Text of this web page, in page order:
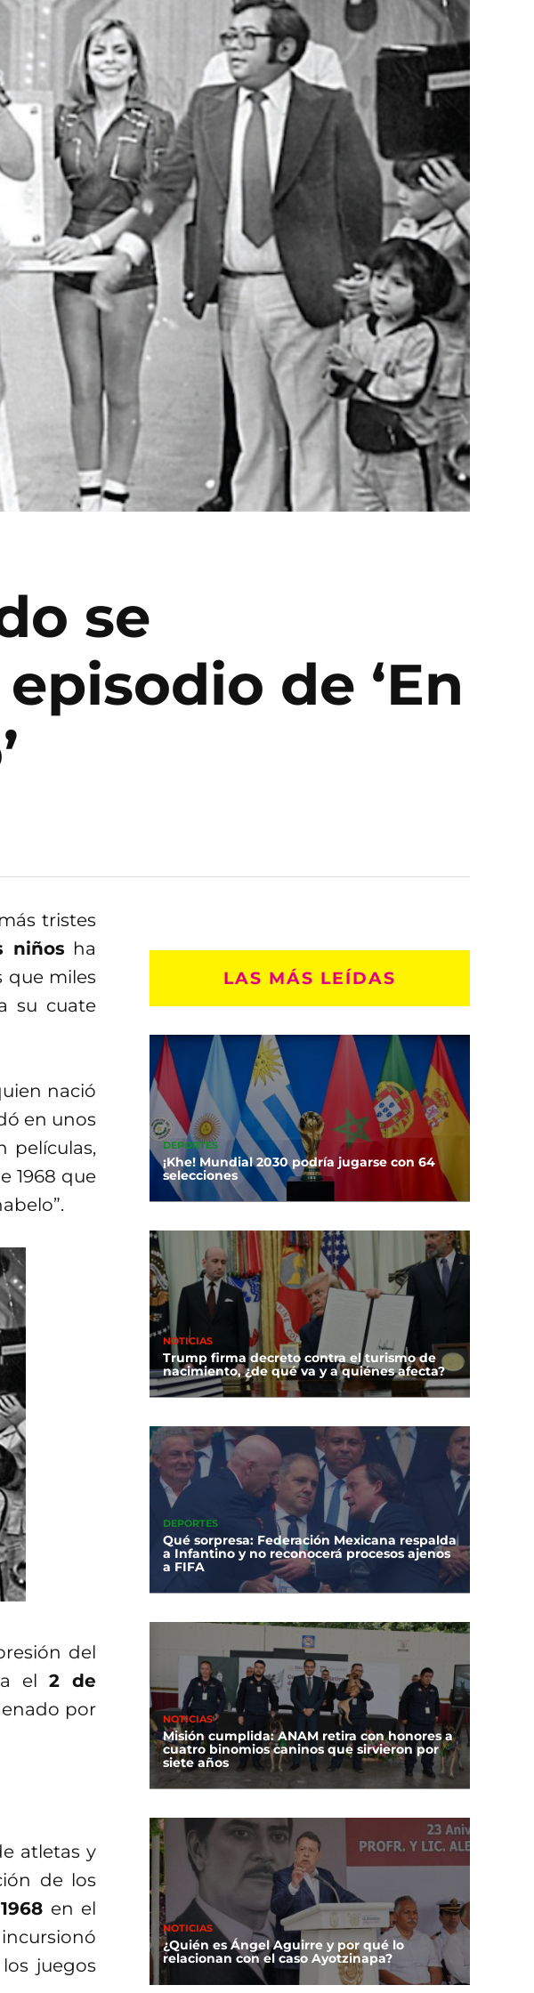
se
de ‘En
tristes
niñosha
que miles
su cuate
nació
en unos
películas,
1968 que
del
el 2 de
por
atletas y
de los
en el
juegos
LAS MÁS LEÍDAS
DEPORTES
¡Khe! Mundial 2030 podría jugarse con 64
selecciones
NOTICIAS
Trump firma decreto contra el turismo de
nacimiento, ¿de qué va y a quiénes afecta?
DEPORTES
Qué sorpresa: Federación Mexicana respalda
a Infantino y no reconocerá procesos ajenos
a FIFA
NOTICIAS
Misión cumplida: ANAM retira con honores a
cuatro binomios caninos que sirvieron por
siete años
NOTICIAS
¿Quién es Ángel Aguirre y por qué lo
relacionan con el caso Ayotzinapa?